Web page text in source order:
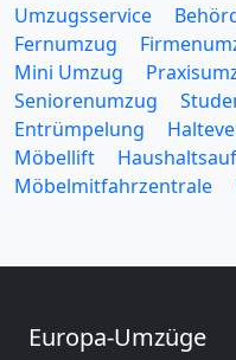
Umzugsservice
Fernumzug
Mini Umzug
Seniorenumzug
Entrümpelung
Möbellift
Möbelmitfahrzentrale
Europa-Umzüge